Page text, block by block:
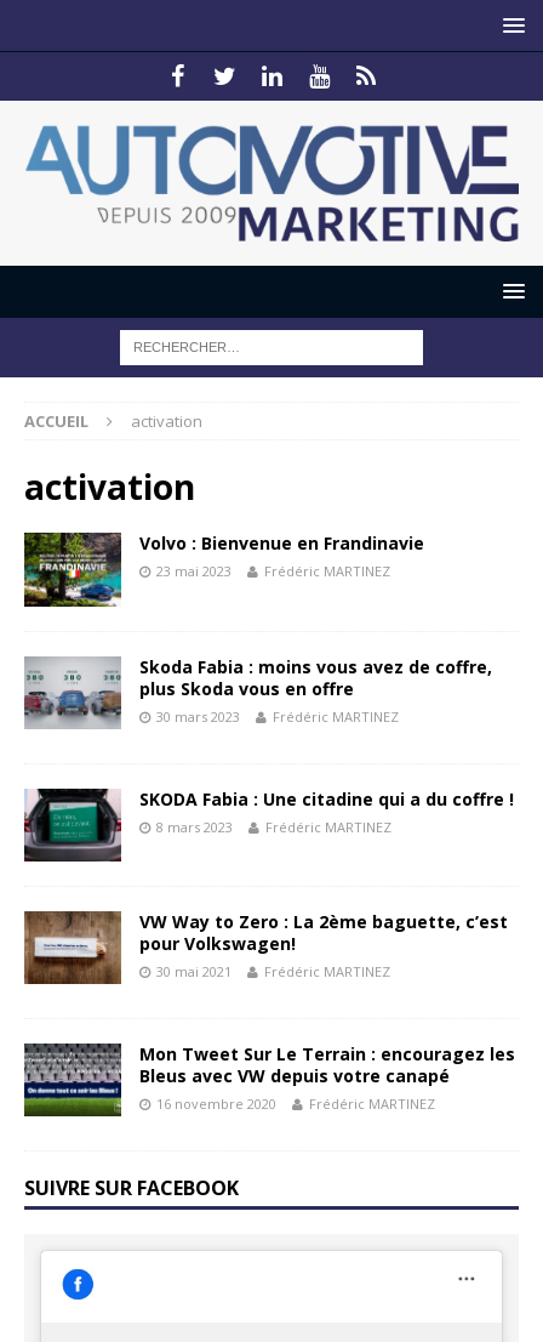
ACCUEIL activation
activation
Volvo : Bienvenue en Frandinavie
23 mai 2023 Frédéric MARTINEZ
Skoda Fabia : moins vous avez de coffre,
plus Skoda vous en offre
30 mars 2023 Frédéric MARTINEZ
SKODA Fabia : Une citadine qui a du coffre !
8 mars 2023 Frédéric MARTINEZ
VW Way to Zero : La 2ème baguette, c’est
pour Volkswagen!
30 mai 2021 Frédéric MARTINEZ
Mon Tweet Sur Le Terrain : encouragez les
Bleus avec VW depuis votre canapé
16 novembre 2020 Frédéric MARTINEZ
SUIVRE SUR FACEBOOK